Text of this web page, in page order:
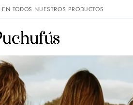
TODOS NUESTROS PRODUCTOS